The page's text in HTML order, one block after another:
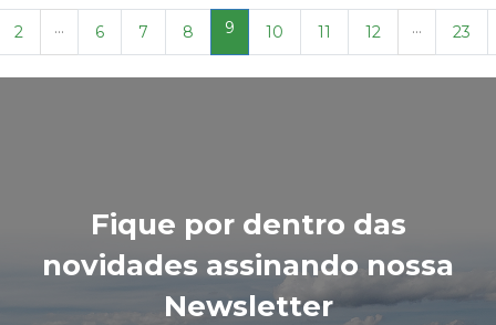
2 ... 6 7 8 9 10 11 12 ... 23
Fique por dentro das
novidades assinando nossa
Newsletter